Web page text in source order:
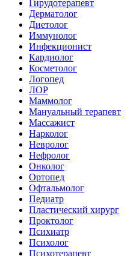
Гирудотерапевт
Дерматолог
Диетолог
Иммунолог
Инфекционист
Кардиолог
Косметолог
Логопед
ЛОР
Маммолог
Мануальный терапевт
Массажист
Нарколог
Невролог
Нефролог
Онколог
Ортопед
Офтальмолог
Педиатр
Пластический хирург
Проктолог
Психиатр
Психолог
Психотерапевт